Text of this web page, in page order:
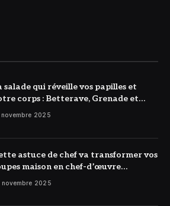
salade qui réveille vos papilles et
corps : Betterave, Grenade et
à l’honneur
novembre 2025
astuce de chef va transformer vos
maison en chef-d’œuvre
novembre 2025